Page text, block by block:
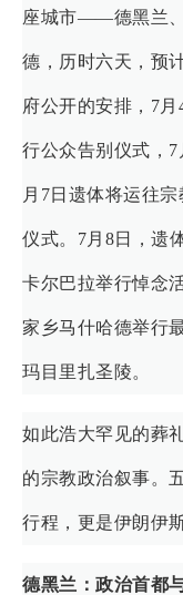
座城市——德黑兰
德，历时六天，预
府公开的安排，7
行公众告别仪式，
月7日遗体将运往
仪式。7月8日，遗
卡尔巴拉举行悼念
家乡马什哈德举行
玛目里扎圣陵。
如此浩大罕见的葬
的宗教政治叙事。
行程，更是伊朗伊
德黑兰：政治首都